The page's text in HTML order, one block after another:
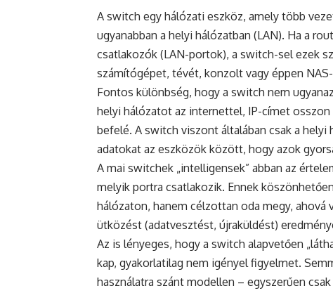
A switch egy hálózati eszköz, amely több
ugyanabban a helyi hálózatban (LAN). Ha a
csatlakozók (LAN-portok), a switch-sel ezek
számítógépet, tévét, konzolt vagy éppen
Fontos különbség, hogy a switch nem
helyi hálózatot az internettel, IP-címet
befelé. A switch viszont általában csak a helyi
adatokat az eszközök között, hogy azok
A mai switchek „intelligensek” abban az
melyik portra csatlakozik. Ennek
hálózaton, hanem célzottan oda megy, ahová
ütközést (adatvesztést, újraküldést)
Az is lényeges, hogy a switch alapvetően
kap, gyakorlatilag nem igényel figyelmet.
használatra szánt modellen – egyszerűen